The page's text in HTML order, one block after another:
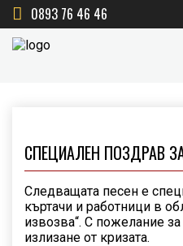
0893 76 46 46
СПЕЦИАЛЕН ПОЗДРАВ
Следващата песен е
къртачи и работници в
извозва“. С пожелание
излизане от кризата.